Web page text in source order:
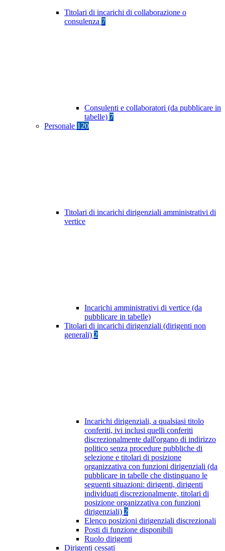
Titolari di incarichi di collaborazione o
consulenza 7
Consulenti e collaboratori (da pubblicare in
tabelle) 7
Personale 120
Titolari di incarichi dirigenziali amministrativi di
vertice
Incarichi amministrativi di vertice (da
pubblicare in tabelle)
Titolari di incarichi dirigenziali (dirigenti non
generali) 2
Incarichi dirigenziali, a qualsiasi titolo
conferiti, ivi inclusi quelli conferiti
discrezionalmente dall'organo di indirizzo
politico senza procedure pubbliche di
selezione e titolari di posizione
organizzativa con funzioni dirigenziali (da
pubblicare in tabelle che distinguano le
seguenti situazioni: dirigenti, dirigenti
individuati discrezionalmente, titolari di
posizione organizzativa con funzioni
dirigenziali) 2
Elenco posizioni dirigenziali discrezionali
Posti di funzione disponibili
Ruolo dirigenti
Dirigenti cessati